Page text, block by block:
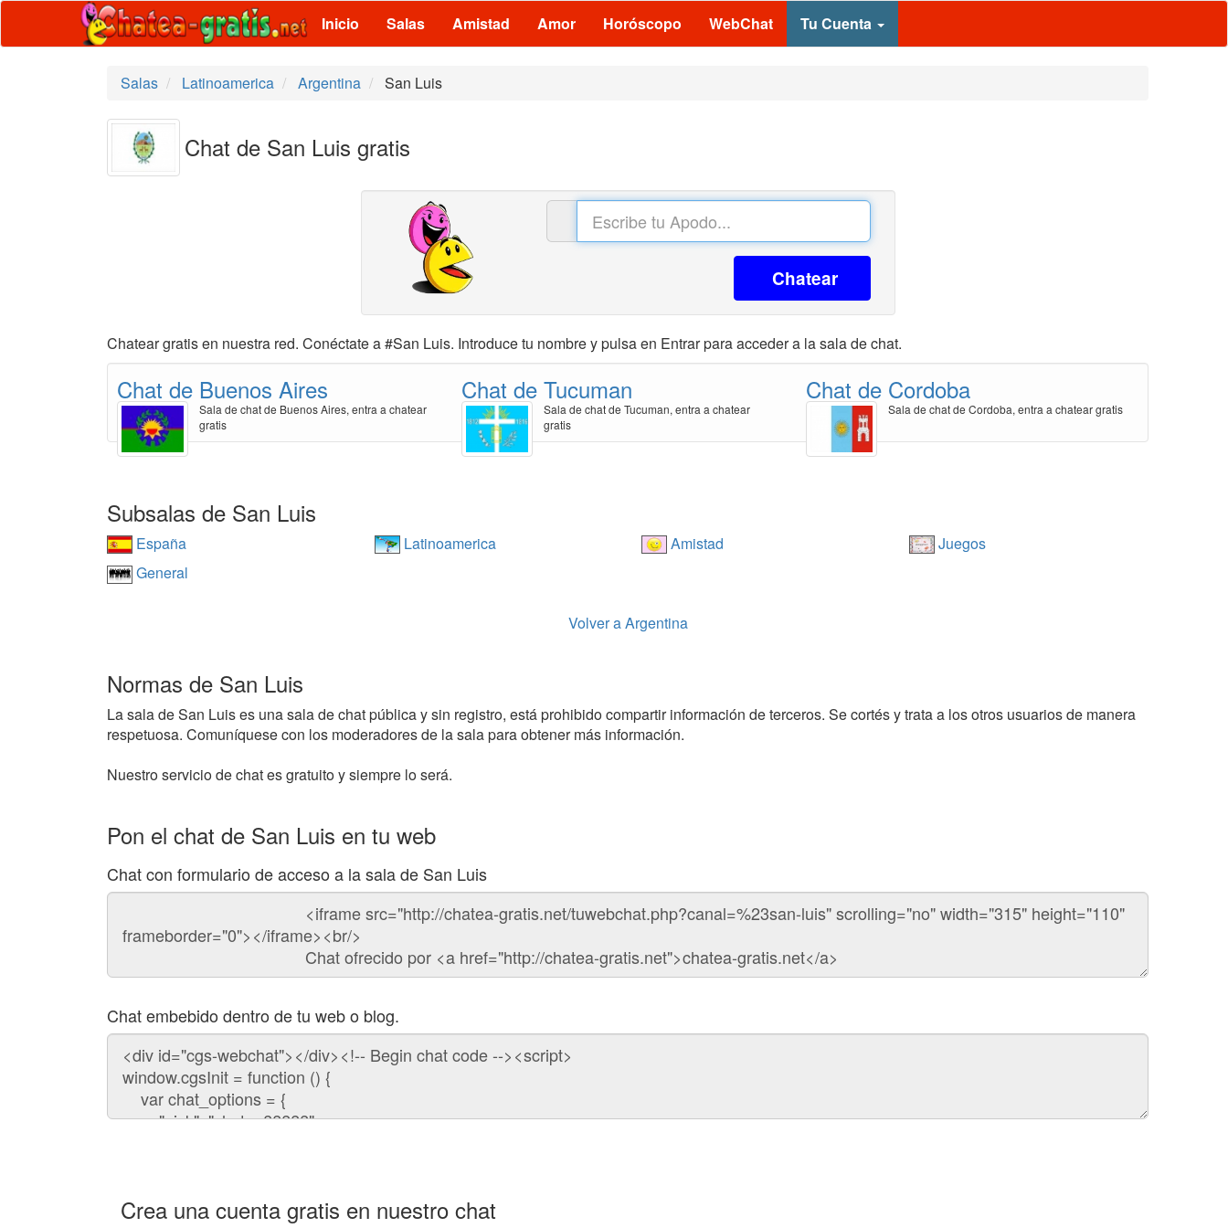
Inicio Salas Amistad Amor Horóscopo WebChat Tu Cuenta
Salas Latinoamerica Argentina San Luis
Chat de San Luis gratis
Chatear
Chatear gratis en nuestra red. Conéctate a #San Luis. Introduce tu nombre y pulsa en Entrar para acceder a la sala de chat.
Chat de Buenos Aires
Sala de chat de Buenos Aires, entra a chatear
gratis
Chat de Tucuman
Sala de chat de Tucuman, entra a chatear
gratis
Chat de Cordoba
Sala de chat de Cordoba, entra a chatear gratis
Subsalas de San Luis
España Latinoamerica Amistad
Juegos
General
Volver a Argentina
Normas de San Luis
La sala de San Luis es una sala de chat pública y sin registro, está prohibido compartir información de terceros. Se cortés y trata a los otros usuarios de manera
respetuosa. Comuníquese con los moderadores de la sala para obtener más información.
Nuestro servicio de chat es gratuito y siempre lo será.
Pon el chat de San Luis en tu web
Chat con formulario de acceso a la sala de San Luis
Código
chat
Chat embebido dentro de tu web o blog.
Código
para
embeber
chat
Crea una cuenta gratis en nuestro chat